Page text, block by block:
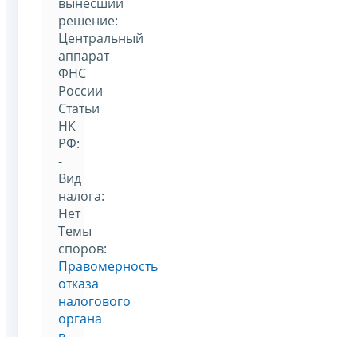
решение:
Центральный
аппарат
ФНС
России
Статьи
НК
РФ:
-
Вид
налога:
Нет
Темы
споров:
Правомерность
отказа
налогового
органа